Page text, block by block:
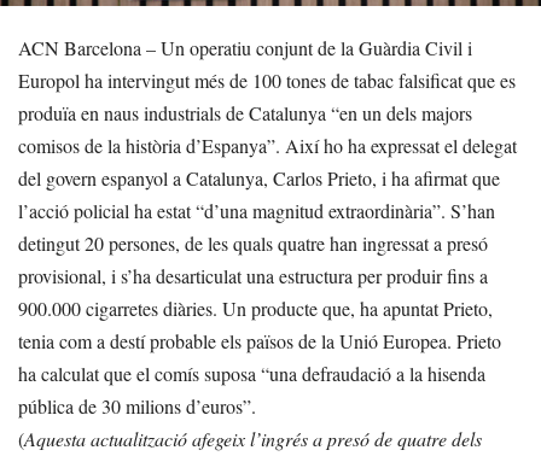
ACN Barcelona – Un operatiu conjunt de la Guàrdia Civil i
Europol ha intervingut més de 100 tones de tabac falsificat que es
produïa en naus industrials de Catalunya “en un dels majors
comisos de la història d’Espanya”. Així ho ha expressat el delegat
del govern espanyol a Catalunya, Carlos Prieto, i ha afirmat que
l’acció policial ha estat “d’una magnitud extraordinària”. S’han
detingut 20 persones, de les quals quatre han ingressat a presó
provisional, i s’ha desarticulat una estructura per produir fins a
900.000 cigarretes diàries. Un producte que, ha apuntat Prieto,
tenia com a destí probable els països de la Unió Europea. Prieto
ha calculat que el comís suposa “una defraudació a la hisenda
pública de 30 milions d’euros”.
(Aquesta actualització afegeix l’ingrés a presó de quatre dels